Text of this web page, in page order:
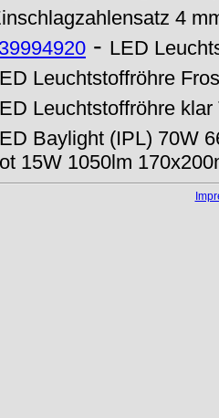
4
- LED
Leuchtstoffröhre
Leuchtstoffröhre
Baylight (IPL) 70W
15W 1050lm